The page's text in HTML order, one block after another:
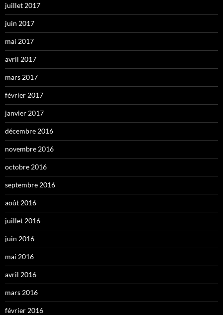
juillet 2017
juin 2017
mai 2017
avril 2017
mars 2017
février 2017
janvier 2017
décembre 2016
novembre 2016
octobre 2016
septembre 2016
août 2016
juillet 2016
juin 2016
mai 2016
avril 2016
mars 2016
février 2016